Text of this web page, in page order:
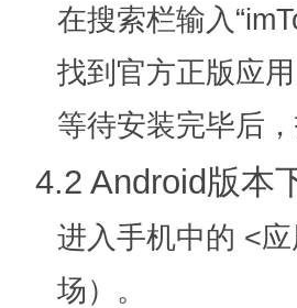
在搜索栏输入
找到官方正版应用
等待安装完毕后
4.2 Android版本
进入手机中的 <
场）。